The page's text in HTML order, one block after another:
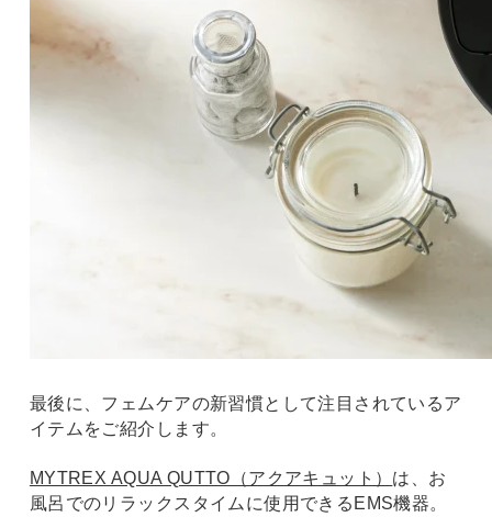
最後に、フェムケアの新習慣として注目されているア
イテムをご紹介します。
MYTREX AQUA QUTTO（アクアキュット） は、お
風呂でのリラックスタイムに使用できるEMS機器。